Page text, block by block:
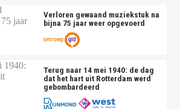
Verloren gewaand muziekstuk na
bijna 75 jaar weer opgevoerd
Terug naar 14 mei 1940: de dag
dat het hart uit Rotterdam werd
gebombardeerd